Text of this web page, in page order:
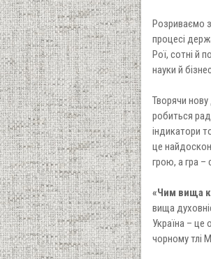
Розриваємо
процесі
Рої, сотні й
науки й
Творячи
робиться
індикатори
це
грою, а гра
«Чим вища
вища
Україна – це
чорному тлі